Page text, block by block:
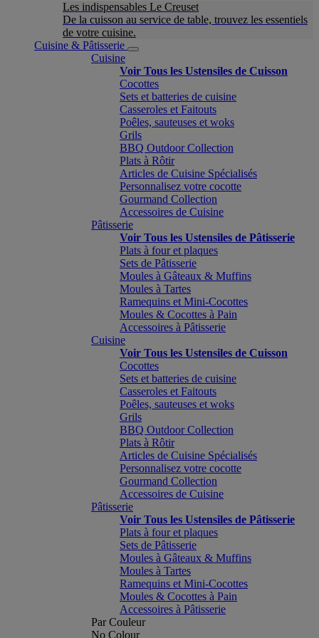
Les indispensables Le Creuset
De la cuisson au service de table, trouvez les essentiels
de votre cuisine.
Cuisine & Pâtisserie
Cuisine
Voir Tous les Ustensiles de Cuisson
Cocottes
Sets et batteries de cuisine
Casseroles et Faitouts
Poêles, sauteuses et woks
Grils
BBQ Outdoor Collection
Plats à Rôtir
Articles de Cuisine Spécialisés
Personnalisez votre cocotte
Gourmand Collection
Accessoires de Cuisine
Pâtisserie
Voir Tous les Ustensiles de Pâtisserie
Plats à four et plaques
Sets de Pâtisserie
Moules à Gâteaux & Muffins
Moules à Tartes
Ramequins et Mini-Cocottes
Moules & Cocottes à Pain
Accessoires à Pâtisserie
Cuisine
Voir Tous les Ustensiles de Cuisson
Cocottes
Sets et batteries de cuisine
Casseroles et Faitouts
Poêles, sauteuses et woks
Grils
BBQ Outdoor Collection
Plats à Rôtir
Articles de Cuisine Spécialisés
Personnalisez votre cocotte
Gourmand Collection
Accessoires de Cuisine
Pâtisserie
Voir Tous les Ustensiles de Pâtisserie
Plats à four et plaques
Sets de Pâtisserie
Moules à Gâteaux & Muffins
Moules à Tartes
Ramequins et Mini-Cocottes
Moules & Cocottes à Pain
Accessoires à Pâtisserie
Par Couleur
No Colour